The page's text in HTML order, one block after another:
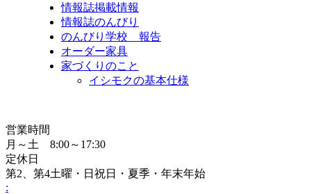
情報誌掲載情報
情報誌のんびり
のんびり学校 報告
オーダー家具
家づくりのこと
イシモクの基本仕様
営業時間
月～土 8:00～17:30
定休日
第2、第4土曜・日祝日・夏季・年末年始
: